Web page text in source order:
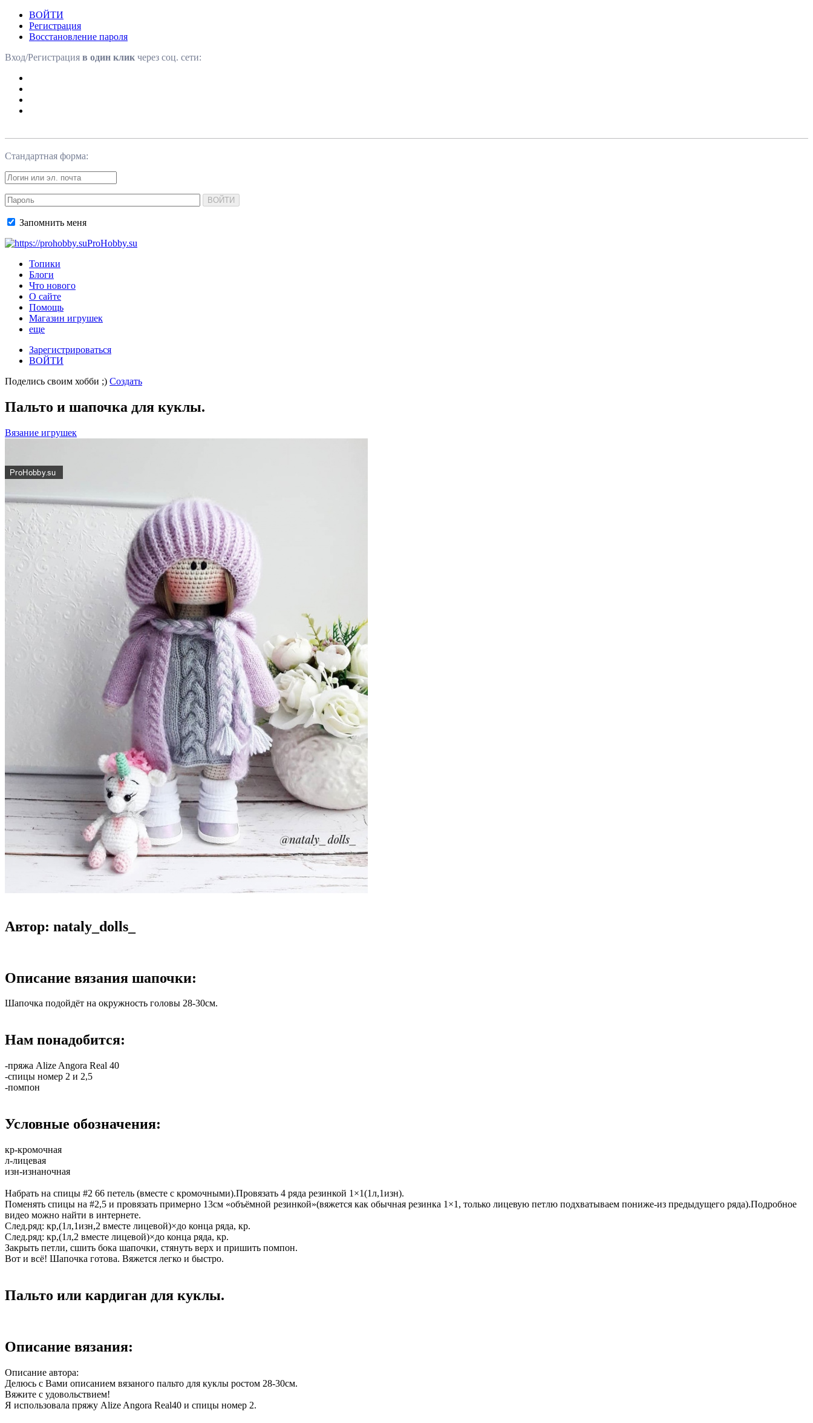
ВОЙТИ
Регистрация
Восстановление пароля
Вход/Регистрация в один клик через соц. сети:
Стандартная форма:
ВОЙТИ
Запомнить меня
ProHobby.su
Топики
Блоги
Что нового
О сайте
Помощь
Магазин игрушек
еще
Зарегистрироваться
ВОЙТИ
Поделись своим хобби ;) Создать
Пальто и шапочка для куклы.
Вязание игрушек
Автор: nataly_dolls_
Описание вязания шапочки:
Шапочка подойдёт на окружность головы 28-30см.
Нам понадобится:
-пряжа Alize Angora Real 40
-спицы номер 2 и 2,5
-помпон
Условные обозначения:
кр-кромочная
л-лицевая
изн-изнаночная
Набрать на спицы #2 66 петель (вместе с кромочными).Провязать 4 ряда резинкой 1×1(1л,1изн).
Поменять спицы на #2,5 и провязать примерно 13см «объёмной резинкой»(вяжется как обычная резинка 1×1, только лицевую петлю подхватываем пониже-из предыдущего ряда).Подробное
видео можно найти в интернете.
След.ряд: кр,(1л,1изн,2 вместе лицевой)×до конца ряда, кр.
След.ряд: кр,(1л,2 вместе лицевой)×до конца ряда, кр.
Закрыть петли, сшить бока шапочки, стянуть верх и пришить помпон.
Вот и всё! Шапочка готова. Вяжется легко и быстро.
Пальто или кардиган для куклы.
Описание вязания:
Описание автора:
Делюсь с Вами описанием вязаного пальто для куклы ростом 28-30см.
Вяжите с удовольствием!
Я использовала пряжу Alize Angora Real40 и спицы номер 2.